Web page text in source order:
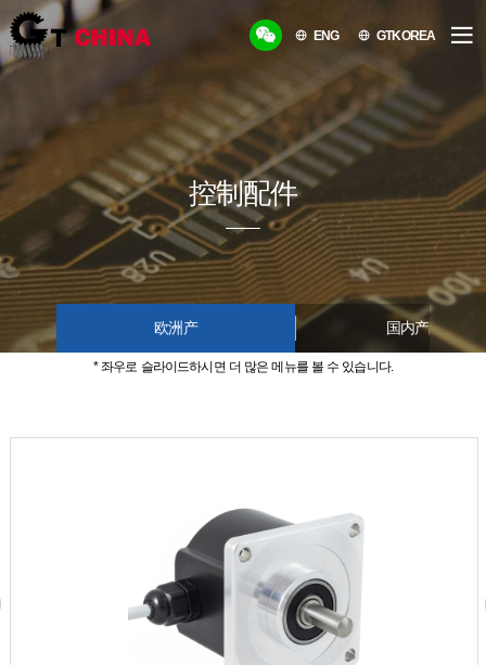
ENG GTKOREA
控制配件
欧洲产 国内产品